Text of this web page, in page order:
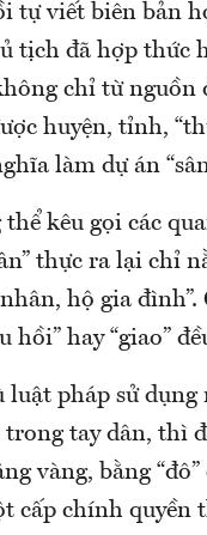
tự viết biên bản
tịch đã hợp thức
chỉ từ nguồn
huyện, tỉnh,
làm dự án
kêu gọi các
thực ra lại chỉ
hộ gia
hồi” hay “giao”
luật pháp sử
trong tay dân, thì
vàng, bằng
cấp chính quyền